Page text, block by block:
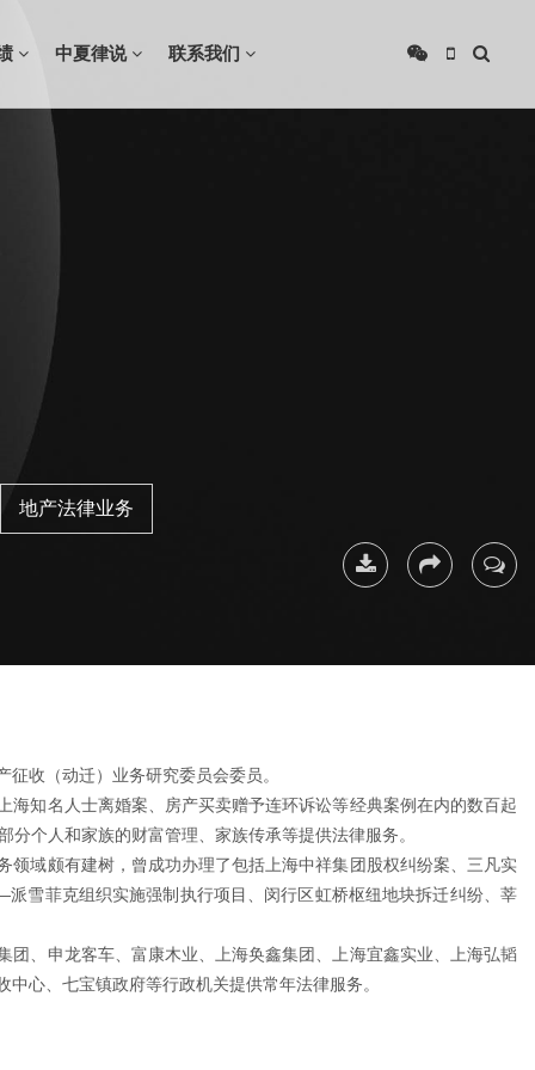
中夏律说 联系我们
地产法律业务
收（动迁）业务研究委员会委员。
知名人士离婚案、房产买卖赠予连环诉讼等经典案例在内的数百起
个人和家族的财富管理、家族传承等提供法律服务。
域颇有建树，曾成功办理了包括上海中祥集团股权纠纷案、三凡实
雪菲克组织实施强制执行项目、闵行区虹桥枢纽地块拆迁纠纷、莘
、申龙客车、富康木业、上海奂鑫集团、上海宜鑫实业、上海弘韬
心、七宝镇政府等行政机关提供常年法律服务。